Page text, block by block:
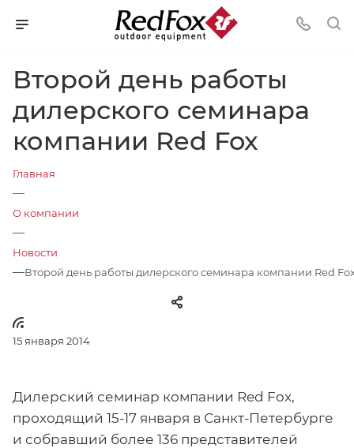
Второй день работы
дилерского семинара
компании Red Fox
Главная
—
О компании
—
Новости
—Второй день работы дилерского семинара компании Red
15 января 2014
Дилерский семинар компании Red Fox,
проходящий 15-17 января в Санкт-Петербурге
и собравший более 136 представителей